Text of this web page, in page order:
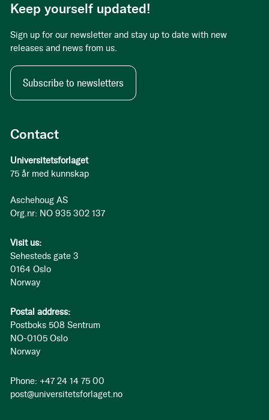
Contact
Universitetsforlaget
75 år med kunnskap
Aschehoug AS
Org.nr: NO 935 302 137
Visit us:
Sehesteds gate 3
0164 Oslo
Norway
Postal address:
Postboks 508 Sentrum
NO-0105 Oslo
Norway
Phone: +47 24 14 75 00
post@universitetsforlaget.no
Keep yourself updated!
Sign up for our newsletter and stay up to date with new
releases and news from us.
Subscribe to newsletters